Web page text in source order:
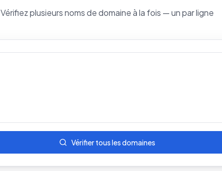
Vérifiez plusieurs noms de domaine à la fois — un par ligne
Vérifier tous les domaines